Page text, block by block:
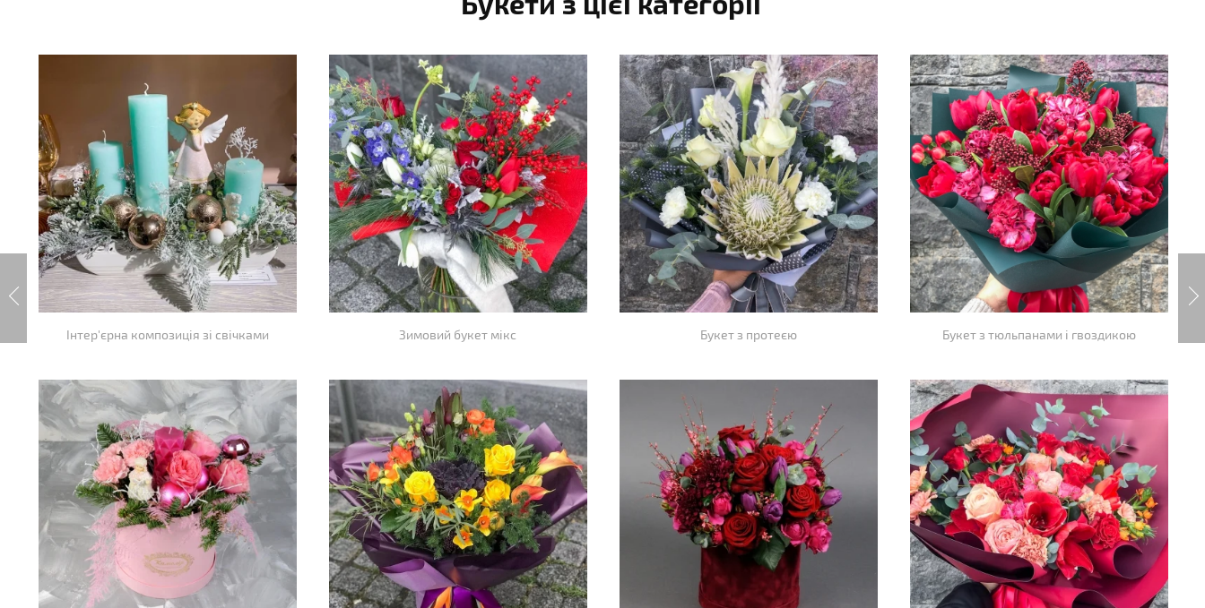
Інтер'єрна композиція зі свічками Зимовий букет мікс Букет з протеєю Букет з тюльпанами і гвоздикою